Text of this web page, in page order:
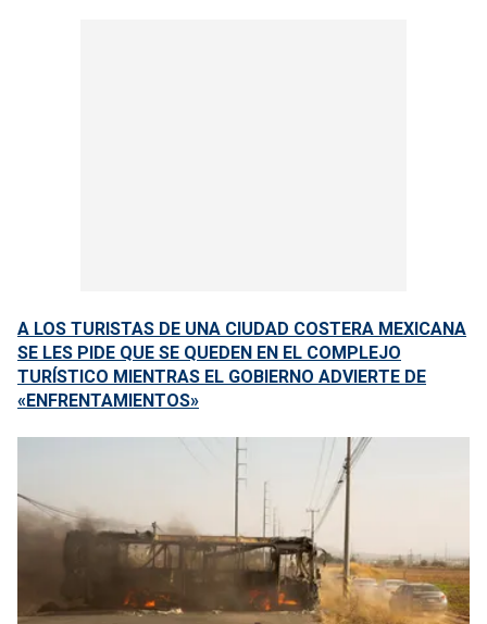
A LOS TURISTAS DE UNA CIUDAD COSTERA MEXICANA
SE LES PIDE QUE SE QUEDEN EN EL COMPLEJO
TURÍSTICO MIENTRAS EL GOBIERNO ADVIERTE DE
«ENFRENTAMIENTOS»